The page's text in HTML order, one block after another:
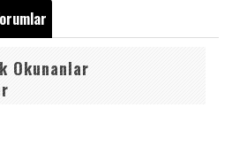
Okunanlar